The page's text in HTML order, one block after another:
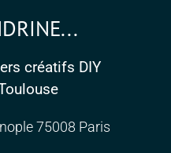
créatifs DIY
75008 Paris